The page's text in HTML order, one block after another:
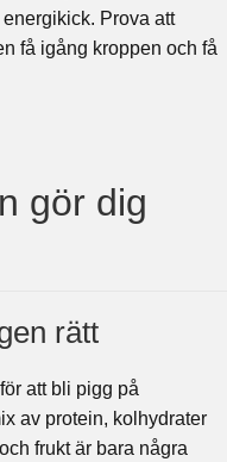
Prova att
få igång kroppen och få
gör dig
rätt
att bli pigg på
av protein, kolhydrater
frukt är bara några